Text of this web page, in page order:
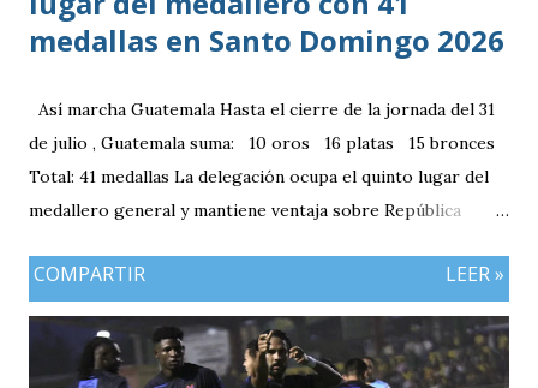
medallas en Santo Domingo 2026
Así marcha Guatemala Hasta el cierre de la jornada del 31
de julio , Guatemala suma: 10 oros 16 platas 15 bronces
Total: 41 medallas La delegación ocupa el quinto lugar del
medallero general y mantiene ventaja sobre República
plata, aunque ambos países registran el mismo número de
oros (10).
COMPARTIR LEER »